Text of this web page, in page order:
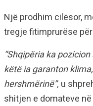
Një prodhim cilësor,
tregje fitimprurëse
“Shqipëria ka
këtë ia garanton
hershmërinë”, u
shitjen e domateve në